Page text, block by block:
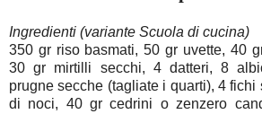
Ingredienti (variante Scuola di cucina)
350 gr riso basmati, 50 gr uvette, 40
30 gr mirtilli secchi, 4 datteri, 8
prugne secche (tagliate i quarti), 4 fichi
di noci, 40 gr cedrini o zenzero